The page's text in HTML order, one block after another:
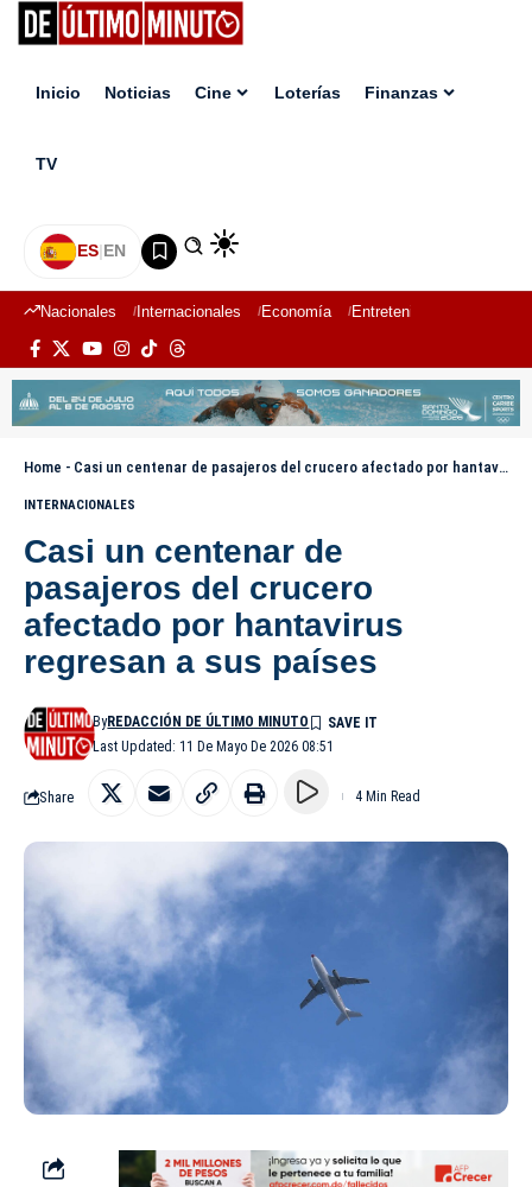
Inicio Noticias Cine Loterías Finanzas
TV
ES|EN
Nacionales Internacionales Economía Entretenimiento
Home - Casi un centenar de pasajeros del crucero afectado por hantavirus regresan a sus países
INTERNACIONALES
Casi un centenar de
pasajeros del crucero
afectado por hantavirus
regresan a sus países
Last Updated: 11 De Mayo De 2026 08:51
ByREDACCIÓN DE ÚLTIMO MINUTO
Share 4 Min Read